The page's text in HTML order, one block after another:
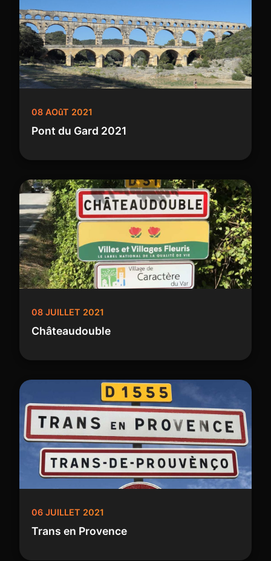
08 AOûT 2021
Pont du Gard 2021
08 JUILLET 2021
Châteaudouble
06 JUILLET 2021
Trans en Provence